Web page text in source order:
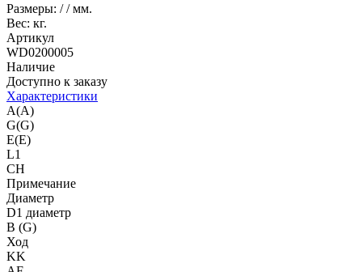
Размеры: //мм.
Вес: кг.
Артикул
WD0200005
Наличие
Доступно к заказу
Характеристики
A(A)
G(G)
E(E)
L1
CH
Примечание
Диаметр
D1 диаметр
B (G)
Ход
KK